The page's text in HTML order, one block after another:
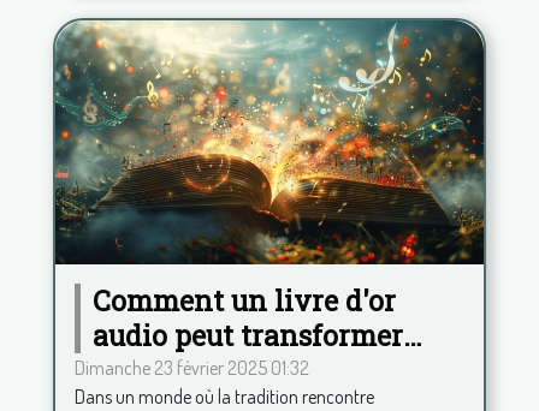
Comment un livre d'or
audio peut transformer
votre célébration
Dimanche 23 février 2025 01:32
Dans un monde où la tradition rencontre